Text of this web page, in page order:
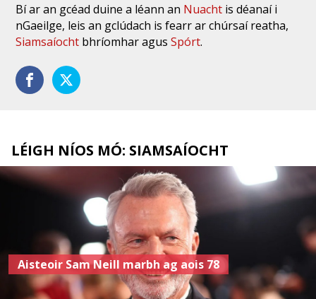
Bí ar an gcéad duine a léann an Nuacht is déanaí i
nGaeilge, leis an gclúdach is fearr ar chúrsaí reatha,
Siamsaíocht bhríomhar agusSpórt.
LÉIGH NÍOS MÓ: SIAMSAÍOCHT
Aisteoir Sam Neill marbh ag aois 78